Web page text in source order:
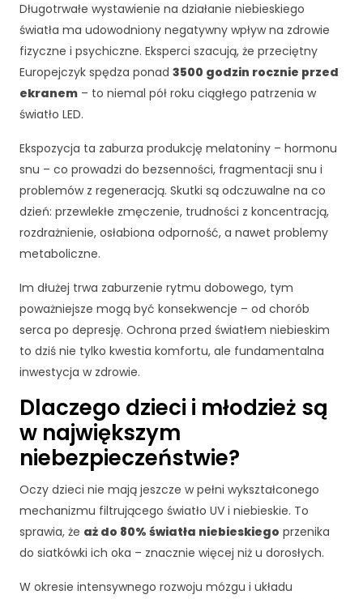
Długotrwałe wystawienie na działanie niebieskiego
światła ma udowodniony negatywny wpływ na zdrowie
fizyczne i psychiczne. Eksperci szacują, że przeciętny
Europejczyk spędza ponad 3500 godzin rocznie przed
ekranem – to niemal pół roku ciągłego patrzenia w
światło LED.
Ekspozycja ta zaburza produkcję melatoniny – hormonu
snu – co prowadzi do bezsenności, fragmentacji snu i
problemów z regeneracją. Skutki są odczuwalne na co
dzień: przewlekłe zmęczenie, trudności z koncentracją,
rozdrażnienie, osłabiona odporność, a nawet problemy
metaboliczne.
Im dłużej trwa zaburzenie rytmu dobowego, tym
poważniejsze mogą być konsekwencje – od chorób
serca po depresję. Ochrona przed światłem niebieskim
to dziś nie tylko kwestia komfortu, ale fundamentalna
inwestycja w zdrowie.
Dlaczego dzieci i młodzież są
w największym
niebezpieczeństwie?
Oczy dzieci nie mają jeszcze w pełni wykształconego
mechanizmu filtrującego światło UV i niebieskie. To
sprawia, że aż do 80% światła niebieskiego przenika
do siatkówki ich oka – znacznie więcej niż u dorosłych.
W okresie intensywnego rozwoju mózgu i układu